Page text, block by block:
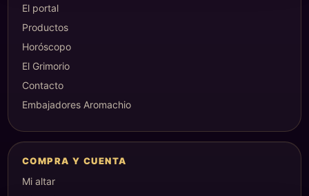
El portal
Productos
Horóscopo
El Grimorio
Contacto
Embajadores Aromachio
COMPRA Y CUENTA
Mi altar